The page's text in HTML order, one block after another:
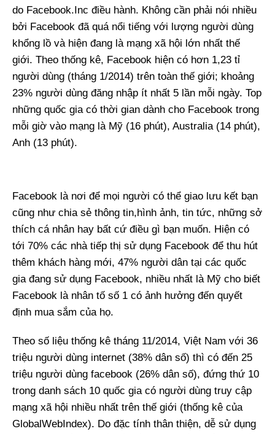
do Facebook.Inc điều hành. Không cần phải nói nhiều
bởi Facebook đã quá nổi tiếng với lượng người dùng
khổng lồ và hiện đang là mạng xã hội lớn nhất thế
giới. Theo thống kê, Facebook hiện có hơn 1,23 tỉ
người dùng (tháng 1/2014) trên toàn thế giới; khoảng
23% người dùng đăng nhập ít nhất 5 lần mỗi ngày. Top
những quốc gia có thời gian dành cho Facebook trong
mỗi giờ vào mạng là Mỹ (16 phút), Australia (14 phút),
Anh (13 phút).
Facebook là nơi để mọi người có thể giao lưu kết bạn
cũng như chia sẻ thông tin,hình ảnh, tin tức, những sở
thích cá nhân hay bất cứ điều gì bạn muốn. Hiện có
tới 70% các nhà tiếp thị sử dụng Facebook để thu hút
thêm khách hàng mới, 47% người dân tại các quốc
gia đang sử dụng Facebook, nhiều nhất là Mỹ cho biết
Facebook là nhân tố số 1 có ảnh hưởng đến quyết
định mua sắm của họ.
Theo số liệu thống kê tháng 11/2014, Việt Nam với 36
triệu người dùng internet (38% dân số) thì có đến 25
triệu người dùng facebook (26% dân số), đứng thứ 10
trong danh sách 10 quốc gia có người dùng truy cập
mạng xã hội nhiều nhất trên thế giới (thống kê của
GlobalWebIndex). Do đặc tính thân thiện, dễ sử dụng